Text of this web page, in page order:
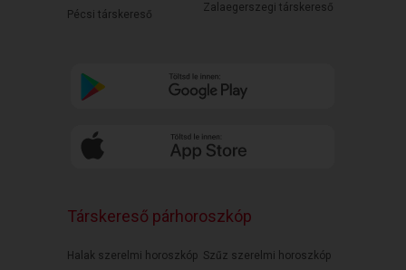
Pécsi társkereső
Zalaegerszegi társkereső
Társkereső párhoroszkóp
Halak szerelmi horoszkóp Szűz szerelmi horoszkóp